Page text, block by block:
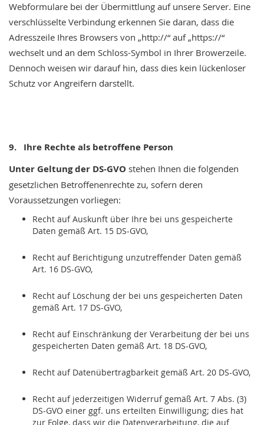
Webformulare bei der Übermittlung auf unsere Server. Eine
verschlüsselte Verbindung erkennen Sie daran, dass die
Adresszeile Ihres Browsers von „http://“ auf „https://“
wechselt und an dem Schloss-Symbol in Ihrer Browerzeile.
Dennoch weisen wir darauf hin, dass dies kein lückenloser
Schutz vor Angreifern darstellt.
9. Ihre Rechte als betroffene Person
Unter Geltung der DS-GVO stehen Ihnen die folgenden
gesetzlichen Betroffenenrechte zu, sofern deren
Voraussetzungen vorliegen:
Recht auf Auskunft über Ihre bei uns gespeicherte
Daten gemäß Art. 15 DS-GVO,
Recht auf Berichtigung unzutreffender Daten gemäß
Art. 16 DS-GVO,
Recht auf Löschung der bei uns gespeicherten Daten
gemäß Art. 17 DS-GVO,
Recht auf Einschränkung der Verarbeitung der bei uns
gespeicherten Daten gemäß Art. 18 DS-GVO,
Recht auf Datenübertragbarkeit gemäß Art. 20 DS-GVO,
Recht auf jederzeitigen Widerruf gemäß Art. 7 Abs. (3)
DS-GVO einer ggf. uns erteilten Einwilligung; dies hat
zur Folge, dass wir die Datenverarbeitung, die auf